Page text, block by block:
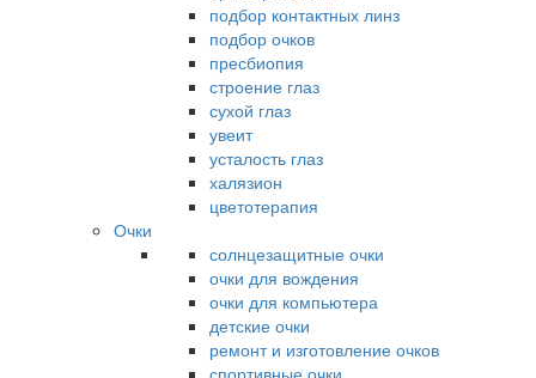
подбор контактных линз
подбор очков
пресбиопия
строение глаз
сухой глаз
увеит
усталость глаз
халязион
цветотерапия
Очки
солнцезащитные очки
очки для вождения
очки для компьютера
детские очки
ремонт и изготовление очков